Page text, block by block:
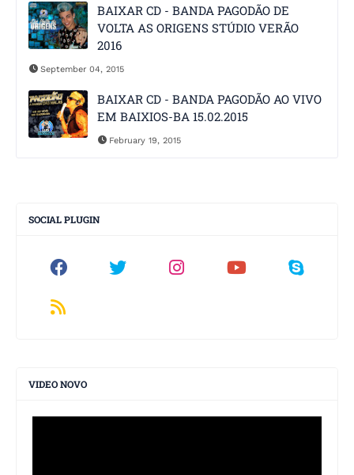
BAIXAR CD - BANDA PAGODÃO DE
VOLTA AS ORIGENS STÚDIO VERÃO
2016
September 04, 2015
BAIXAR CD - BANDA PAGODÃO AO VIVO
EM BAIXIOS-BA 15.02.2015
February 19, 2015
SOCIAL PLUGIN
VIDEO NOVO